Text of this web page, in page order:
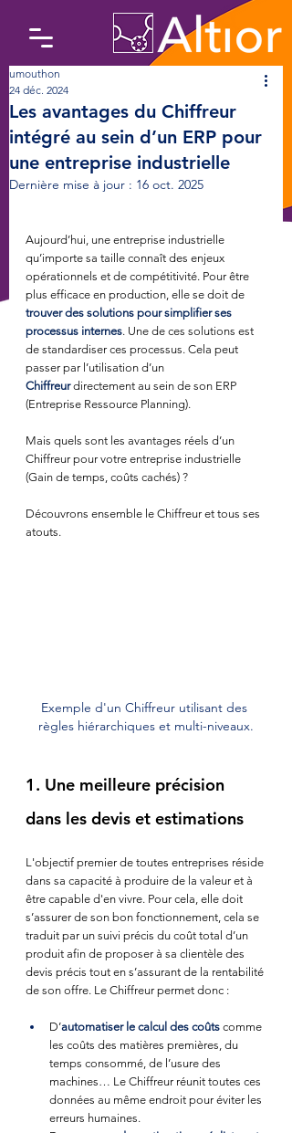
Les avantages du Chiffreur
intégré au sein d’un ERP pour
une entreprise industrielle
umouthon
24 déc. 2024
Dernière mise à jour : 16 oct. 2025
Aujourd’hui, une entreprise industrielle
qu’importe sa taille connaît des enjeux
opérationnels et de compétitivité. Pour être
plus efficace en production, elle se doit de
trouver des solutions pour simplifier ses
processus internes. Une de ces solutions est
de standardiser ces processus. Cela peut
passer par l’utilisation d’un
Chiffreur directement au sein de son ERP
(Entreprise Ressource Planning).
Mais quels sont les avantages réels d’un
Chiffreur pour votre entreprise industrielle
(Gain de temps, coûts cachés) ?
Découvrons ensemble le Chiffreur et tous ses
atouts.
Exemple d'un Chiffreur utilisant des
règles hiérarchiques et multi-niveaux.
1. Une meilleure précision
dans les devis et estimations
L'objectif premier de toutes entreprises réside
dans sa capacité à produire de la valeur et à
être capable d'en vivre. Pour cela, elle doit
s’assurer de son bon fonctionnement, cela se
traduit par un suivi précis du coût total d’un
produit afin de proposer à sa clientèle des
devis précis tout en s’assurant de la rentabilité
de son offre. Le Chiffreur permet donc :
D’automatiser le calcul des coûts comme
les coûts des matières premières, du
temps consommé, de l’usure des
machines… Le Chiffreur réunit toutes ces
données au même endroit pour éviter les
erreurs humaines.